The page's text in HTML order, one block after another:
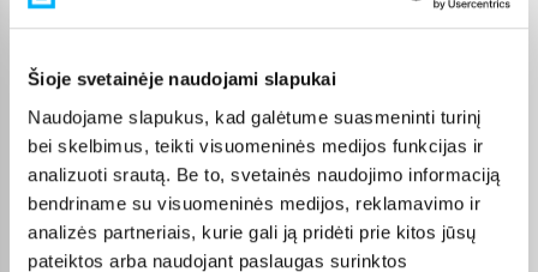
Šioje svetainėje naudojami slapukai
Naudojame slapukus, kad galėtume suasmeninti turinį
bei skelbimus, teikti visuomeninės medijos funkcijas ir
analizuoti srautą. Be to, svetainės naudojimo informaciją
bendriname su visuomeninės medijos, reklamavimo ir
analizės partneriais, kurie gali ją pridėti prie kitos jūsų
pateiktos arba naudojant paslaugas surinktos
parametrus bei papildomas pirkimo sąlygas, kad būtų lengviau
Papildomi pasirinkimai ir prekių savybių filtrai padeda patogiai
susiaurinti asortimentą ir greičiau rasti tinkamą prekę.
Peržiūrėkite „...Krepšinio priedai“ pasiūlymus BIGBOX.LT,
palyginkite prekes ir pirkite internetu patogiai. Pasirinktą
prekę pristatysime per jos aprašyme nurodytą terminą.